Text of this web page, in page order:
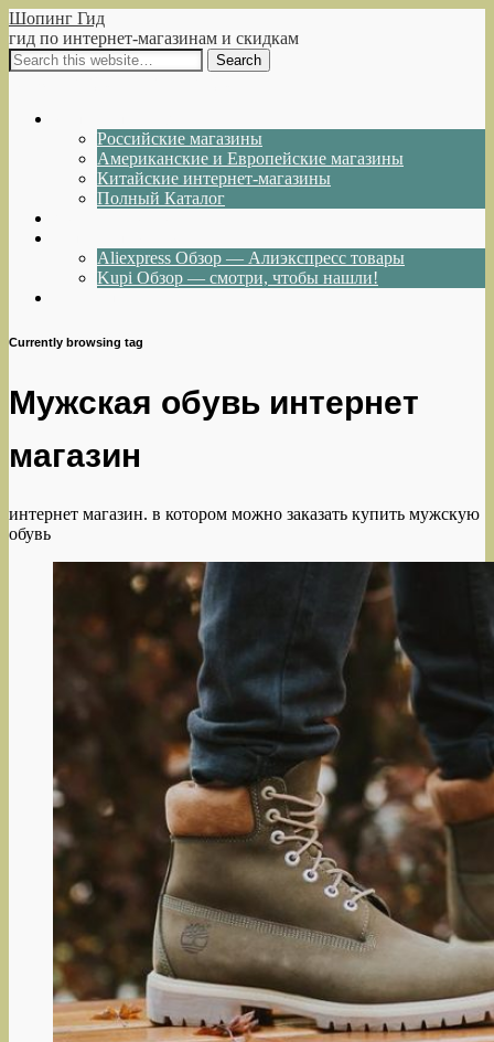
Шопинг Гид
гид по интернет-магазинам и скидкам
Российские магазины
Американские и Европейские магазины
Китайские интернет-магазины
Полный Каталог
Aliexpress Обзор — Алиэкспресс товары
Kupi Обзор — смотри, чтобы нашли!
Currently browsing tag
Мужская обувь интернет
магазин
интернет магазин. в котором можно заказать купить мужскую
обувь